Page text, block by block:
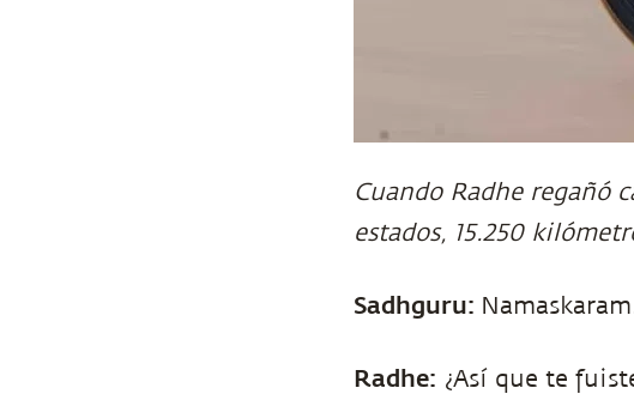
Cuando Radhe regañó
estados, 15.250
Sadhguru:
Radhe: ¿Así que te